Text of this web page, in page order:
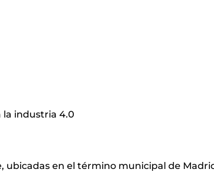
la industria 4.0
ubicadas en el término municipal de